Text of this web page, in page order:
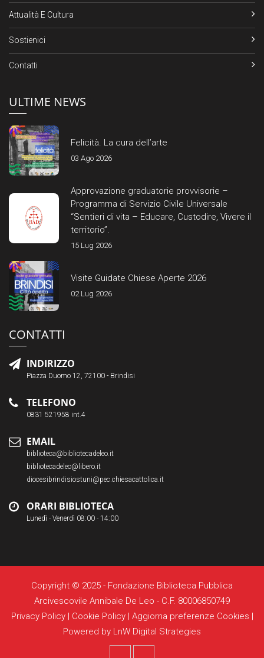
Attualità E Cultura
Sostienici
Contatti
ULTIME NEWS
Felicità. La cura dell’arte
03 Ago 2026
Approvazione graduatorie provvisorie –
Programma di Servizio Civile Universale
“Sentieri di vita – Educare, Custodire, Vivere il
territorio”.
15 Lug 2026
Visite Guidate Chiese Aperte 2026
02 Lug 2026
CONTATTI
INDIRIZZO
Piazza Duomo 12, 72100 - Brindisi
TELEFONO
0831 521958 int.4
EMAIL
biblioteca@bibliotecadeleo.it
bibliotecadeleo@libero.it
diocesibrindisiostuni@pec.chiesacattolica.it
ORARI BIBLIOTECA
Lunedì - Venerdì 08:00 - 14:00
Copyright © 2025 - Fondazione Biblioteca Pubblica
Arcivescovile Annibale De Leo - C.F. 80006850749
Privacy Policy| Cookie Policy| Aggiorna preferenze Cookies |
Powered by LnW Digital Strategies